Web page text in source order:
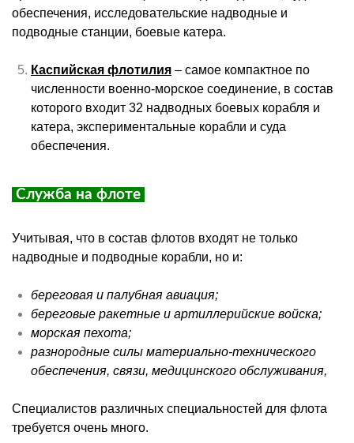
обеспечения, исследовательские надводные и
подводные станции, боевые катера.
Каспийская флотилия – самое компактное по
численности военно-морское соединение, в состав
которого входит 32 надводных боевых корабля и
катера, экспериментальные корабли и суда
обеспечения.
Служба на флоте
Учитывая, что в состав флотов входят не только
надводные и подводные корабли, но и:
береговая и палубная авиация;
береговые ракетные и артиллерийские войска;
морская пехота;
разнородные силы материально-технического
обеспечения, связи, медицинского обслуживания,
Специалистов различных специальностей для флота
требуется очень много.